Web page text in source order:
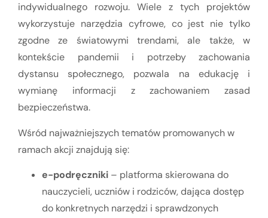
indywidualnego rozwoju. Wiele z tych projektów
wykorzystuje narzędzia cyfrowe, co jest nie tylko
zgodne ze światowymi trendami, ale także, w
kontekście pandemii i potrzeby zachowania
dystansu społecznego, pozwala na edukację i
wymianę informacji z zachowaniem zasad
bezpieczeństwa.
Wśród najważniejszych tematów promowanych w
ramach akcji znajdują się:
e-podręczniki – platforma skierowana do
nauczycieli, uczniów i rodziców, dająca dostęp
do konkretnych narzędzi i sprawdzonych